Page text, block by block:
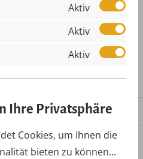
Aktiv
Aktiv
Aktiv
Ihre Privatsphäre
Cookies, um Ihnen die
bieten zu können...